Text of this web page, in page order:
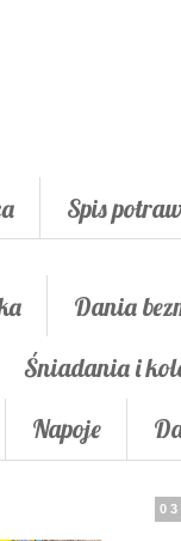
Spis potraw
Dania
Śniadania i
Napoje